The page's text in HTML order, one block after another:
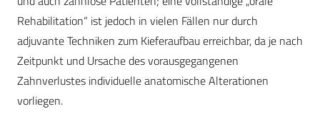
Rehabilitation“ ist jedoch in vielen Fällen nur durch
adjuvante Techniken zum Kieferaufbau erreichbar, da je nach
Zeitpunkt und Ursache des vorausgegangenen
Zahnverlustes individuelle anatomische Alterationen
vorliegen.